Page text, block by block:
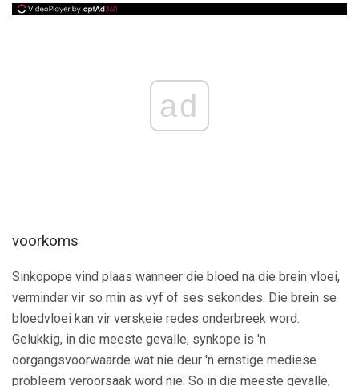
ad
voorkoms
Sinkopope vind plaas wanneer die bloed na die brein vloei,
verminder vir so min as vyf of ses sekondes. Die brein se
bloedvloei kan vir verskeie redes onderbreek word.
Gelukkig, in die meeste gevalle, synkope is 'n
oorgangsvoorwaarde wat nie deur 'n ernstige mediese
probleem veroorsaak word nie. So in die meeste gevalle,